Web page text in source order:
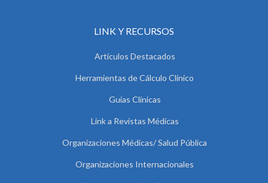
LINK Y RECURSOS
Artículos Destacados
Herramientas de Cálculo Clínico
Guías Clínicas
Link a Revistas Médicas
Organizaciones Médicas/ Salud Pública
Organizaciones Internacionales